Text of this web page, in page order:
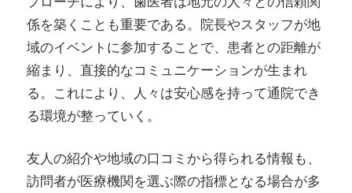
係を築くことも重要である。院長やスタッフが地
域のイベントに参加することで、患者との距離が
縮まり、直接的なコミュニケーションが生まれ
る。これにより、人々は安心感を持って通院でき
る環境が整っていく。
友人の紹介や地域の口コミから得られる情報も、
訪問者が医療機関を選ぶ際の指標となる場合が多